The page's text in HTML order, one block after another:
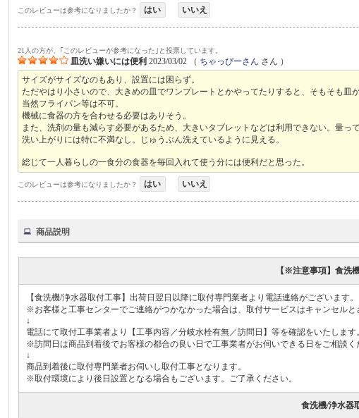
このレビューは参考になりましたか？ はい いいえ
21人の方が、｢このレビューが参考になった｣と投票しています。
皿洗い嫌いには便利 2023/03/02 （ ちゃっぴーさん さん ）
サイズがサイズなのもあり、設置には困らず。
ただやはり小さいので、大きめの皿でワンプレートとかやってたりすると、そもそも皿
当然フライパン等は不可。
機械に食器の方を合わせる必要はありそう。
また、洗剤の量も減らす必要があるため、大きいタブレットなどは利用できない。量っ
洗い上がりには特に不満なし。じゅうぶん洗えているように見える。
総じて一人暮らしの一食分の食器を毎回入れて使う分には便利だと思った。
このレビューは参考になりましたか？ はい いいえ
商品説明
【※注意事項】食洗
【食洗機/浄水器取付工事】出荷日翌日以降に取付専門業者より電話連絡がございます。
※お客様と工事センターでご連絡がつかなかった場合は、取付サービスはキャンセルと
↓
電話にて取付工事業者より【工事内容／分岐水栓有無／訪問日】等を確認をいたします。
※訪問日は商品到着後でお客様の都合の良い日で工事業者がお伺いできる日をご相談く
↓
商品到着後に取付専門業者お伺いし取付工事となります。
※取付環境により後日設置となる場合もございます。ご了承ください。
食洗機/浄水器